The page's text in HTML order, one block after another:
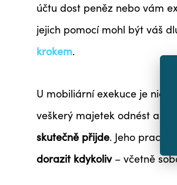
účtu dost peněz nebo vám
jejich pomocí mohl být váš
krokem.
U mobiliární exekuce je
veškerý majetek odnést a
skutečně přijde. Jeho
dorazit kdykoliv– včetně